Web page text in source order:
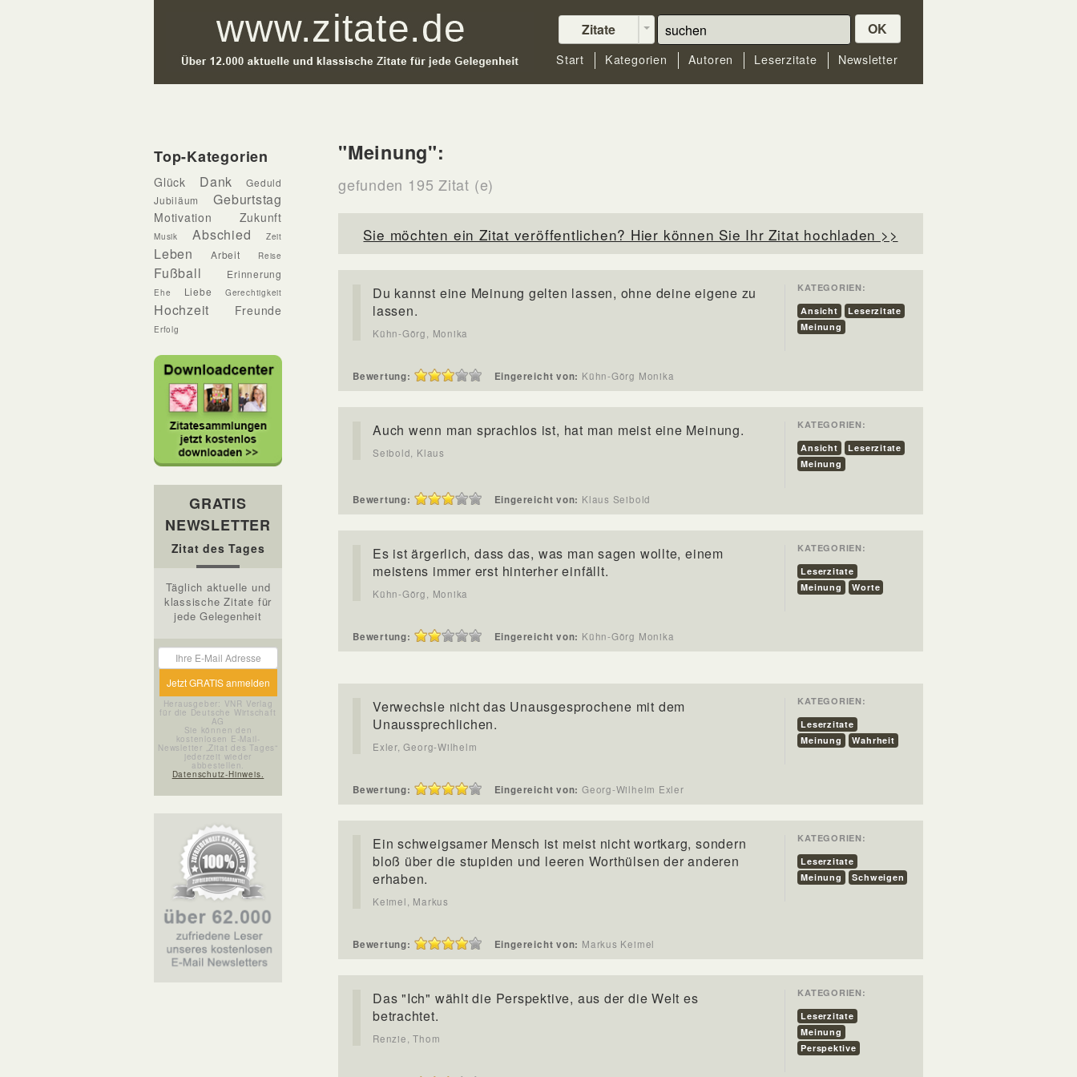
Zitate OK
Start Kategorien Autoren Leserzitate Newsletter
Top-Kategorien
Glück Dank
Geduld
Jubiläum
Geburtstag
Motivation Zukunft
Musik Abschied Zeit
Leben Arbeit Reise
Fußball Erinnerung
Ehe Liebe Gerechtigkeit
Hochzeit Freunde
Erfolg
GRATIS
NEWSLETTER
Zitat des Tages
Täglich aktuelle und
klassische Zitate für
jede Gelegenheit
Herausgeber: VNR Verlag
für die Deutsche Wirtschaft
AG
Sie können den
kostenlosen E-Mail-
Newsletter „Zitat des Tages“
jederzeit wieder
abbestellen.
Datenschutz-Hinweis.
"Meinung":
gefunden 195 Zitat (e)
Sie möchten ein Zitat veröffentlichen? Hier können Sie Ihr Zitat hochladen >>
Du kannst eine Meinung gelten lassen, ohne deine eigene zu
lassen.
Kühn-Görg, Monika
KATEGORIEN:
Ansicht
Leserzitate
Meinung
Bewertung: Eingereicht von: Kühn-Görg Monika
Auch wenn man sprachlos ist, hat man meist eine Meinung.
Seibold, Klaus
KATEGORIEN:
Ansicht
Leserzitate
Meinung
Bewertung: Eingereicht von: Klaus Seibold
Es ist ärgerlich, dass das, was man sagen wollte, einem
meistens immer erst hinterher einfällt.
Kühn-Görg, Monika
KATEGORIEN:
Leserzitate
Meinung
Worte
Bewertung: Eingereicht von: Kühn-Görg Monika
Verwechsle nicht das Unausgesprochene mit dem
Unaussprechlichen.
Exler, Georg-Wilhelm
KATEGORIEN:
Leserzitate
Meinung
Wahrheit
Bewertung: Eingereicht von: Georg-Wilhelm Exler
Ein schweigsamer Mensch ist meist nicht wortkarg, sondern
bloß über die stupiden und leeren Worthülsen der anderen
erhaben.
Keimel, Markus
KATEGORIEN:
Leserzitate
Meinung
Schweigen
Bewertung: Eingereicht von: Markus Keimel
Das "Ich" wählt die Perspektive, aus der die Welt es
betrachtet.
Renzie, Thom
KATEGORIEN:
Leserzitate
Meinung
Perspektive